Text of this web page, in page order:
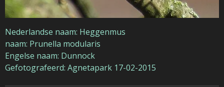
Nederlandse naam: Heggenmus
naam: Prunella modularis
Engelse naam: Dunnock
Gefotografeerd: Agnetapark 17-02-2015